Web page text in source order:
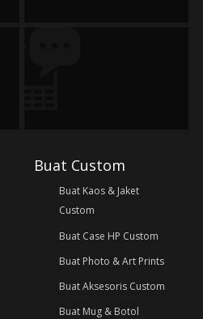
Buat Custom
Buat Kaos & Jaket
Custom
Buat Case HP Custom
Buat Photo & Art Prints
Buat Aksesoris Custom
Buat Mug & Botol